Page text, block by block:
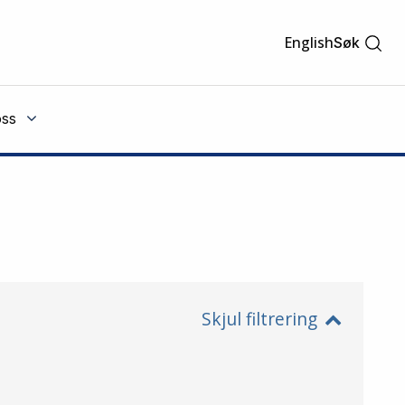
EnglishSøk
Skjul filtrering